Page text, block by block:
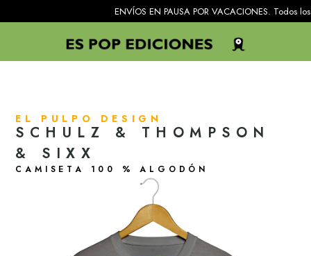
ENVÍOS EN PAUSA POR VACACIONES. Todos los
EL PULPO DESIGN
SCHULZ & THOMPSON
& SIXX
CAMISETA 100 % ALGODÓN